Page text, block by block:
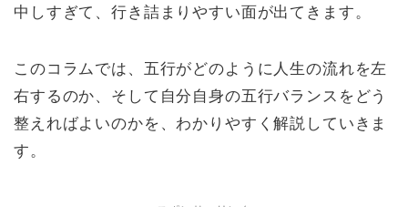
中しすぎて、行き詰まりやすい面が出てきます。
このコラムでは、五行がどのように人生の流れを左
右するのか、そして自分自身の五行バランスをどう
整えればよいのかを、わかりやすく解説していきま
す。